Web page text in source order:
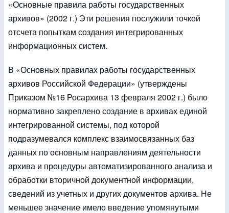
«Основные правила работы государственных
архивов» (2002 г.) Эти решения послужили точкой
отсчета попыткам создания интегрированных
информационных систем.
В «Основных правилах работы государственных
архивов Российской Федерации» (утверждены
Приказом №16 Росархива 13 февраля 2002 г.) было
нормативно закреплено создание в архивах единой
интегрированной системы, под которой
подразумевался комплекс взаимосвязанных баз
данных по основным направлениям деятельности
архива и процедуры автоматизированного анализа и
обработки вторичной документной информации,
сведений из учетных и других документов архива. Не
меньшее значение имело введение упомянутыми